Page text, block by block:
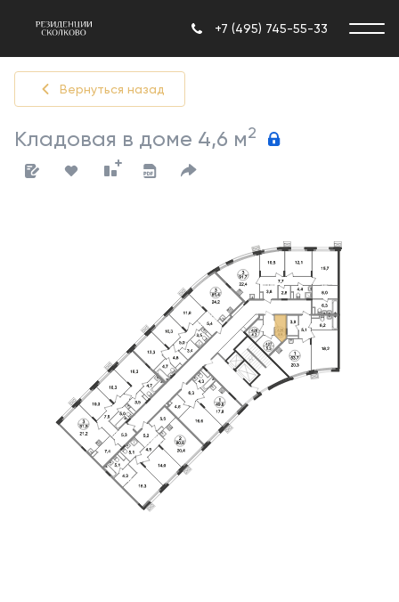
+7 (495) 745-55-33
Вернуться назад
Кладовая в доме 4,6 м2